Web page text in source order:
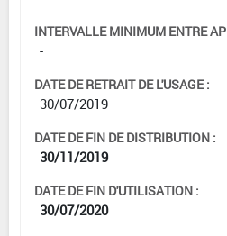
INTERVALLE MINIMUM ENTRE
-
DATE DE RETRAIT DE L'USAGE :
30/07/2019
DATE DE FIN DE DISTRIBUTION :
30/11/2019
DATE DE FIN D'UTILISATION :
30/07/2020